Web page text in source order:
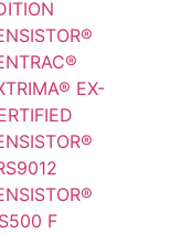
EX-
F